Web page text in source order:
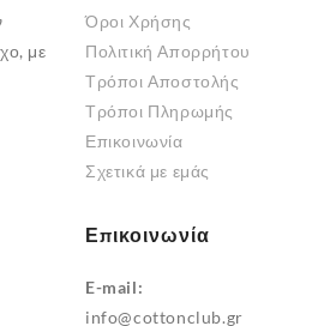
με
Όροι Χρήσης
Πολιτική Απορρήτου
Τρόποι Αποστολής
Τρόποι Πληρωμής
Επικοινωνία
Σχετικά με εμάς
Επικοινωνία
E-mail:
info@cottonclub.gr